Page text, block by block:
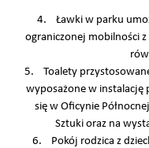
4. Ławki w parku
ograniczonej mobilności
5. Toalety
wyposażone w instalację
się w Oficynie
Sztuki oraz na
6. Pokój rodzica z